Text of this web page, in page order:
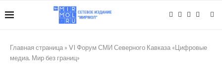
Главная страница » VI Форум СМИ Северного Кавказа «Цифровые
медиа. Мир без границ»